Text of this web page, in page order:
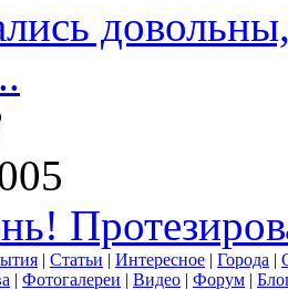
| Статьи | Интересное | Города |
| Фотогалереи | Видео | Форум |